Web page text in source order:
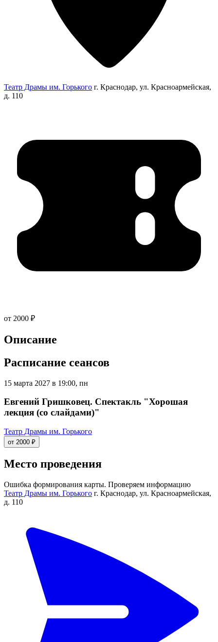
Театр Драмы им. Горького г. Краснодар, ул. Красноармейская,
д. 110
от 2000 ₽
Описание
Расписание сеансов
15 марта 2027 в 19:00, пн
Евгений Гришковец. Спектакль "Хорошая
лекция (со слайдами)"
Театр Драмы им. Горького
от 2000 ₽
Место проведения
Ошибка формирования карты. Проверяем информацию
Театр Драмы им. Горького г. Краснодар, ул. Красноармейская,
д. 110